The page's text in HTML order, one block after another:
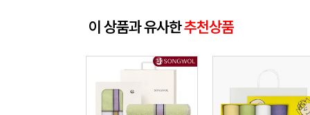
이 상품과 유사한추천상품